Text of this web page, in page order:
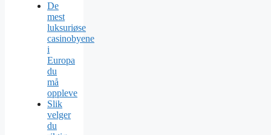
De
mest
luksuriøse
casinobyene
i
Europa
du
må
oppleve
Slik
velger
du